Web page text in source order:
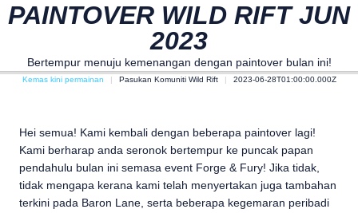
PAINTOVER WILD RIFT JUN
2023
Bertempur menuju kemenangan dengan paintover bulan ini!
Kemas kini permainan Pasukan Komuniti Wild Rift 2023-06-28T01:00:00.000Z
Hei semua! Kami kembali dengan beberapa paintover lagi!
Kami berharap anda seronok bertempur ke puncak papan
pendahulu bulan ini semasa event Forge & Fury! Jika tidak,
tidak mengapa kerana kami telah menyertakan juga tambahan
terkini pada Baron Lane, serta beberapa kegemaran peribadi